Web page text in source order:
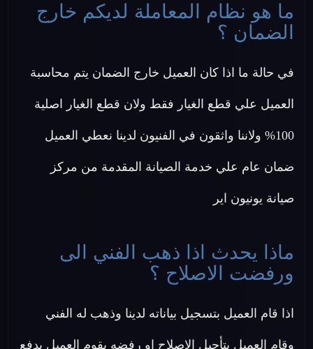
ما هو نظام المعاملة لديكم خارج
الضمان ؟
في حالة ما اذا كان العميل خارج الضمان يتم محاسبة
العميل علي قطع الغيار فقط ولان قطع الغيار اصلية
100% ولاننا واثقون في الفنيون لدينا نعطي العميل
ضمان عام علي خدمة الصيانة المقدمة من مركز
صيانة يونيون اير
ماذا يحدث اذا ذهب الفني الى
ورفضت الاصلاح ؟
اذا قام العميل بتسجيل بياناته لدينا وذهب له الفني
وقام العميل بتأجيل الإصلاح او رفضه يقوم العميل بدفع